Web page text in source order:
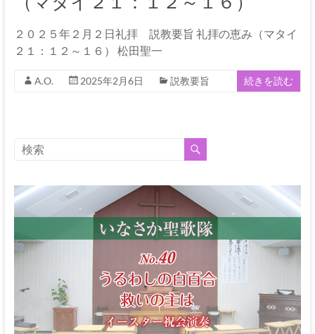
２０２５年２月２日礼拝 説教要旨 礼拝の恵み（マタイ
２１：１２～１６） 松田聖一
A.O. 2025年2月6日 説教要旨 続きを読む